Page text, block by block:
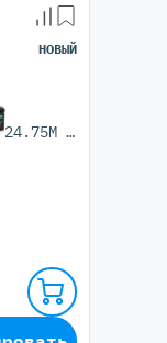
НОВЫЙ
1x Intel Xeon Gold 5220 (18C 24.75M Cache 2.20 GHz)